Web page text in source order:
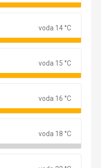
voda 14 °C
voda 15 °C
voda 16 °C
voda 18 °C